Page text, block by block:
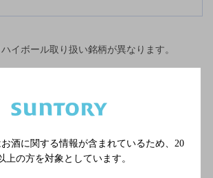
イボール取り扱い銘柄が異なります。
辺500m,バー,オシャレなフンイキのお店
関連ページ
酒に関する情報が含まれているため、 20
上の方を対象としています。